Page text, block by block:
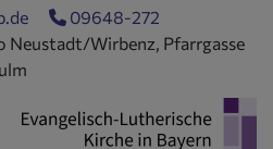
09648-272
Neustadt/Wirbenz, Pfarrgasse